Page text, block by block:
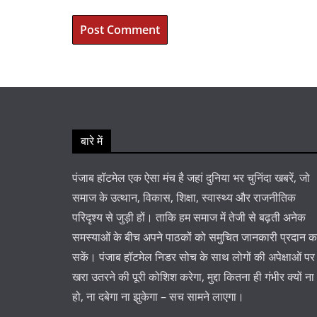
बारे में
पंजाब हॉटमेल एक ऐसा मंच है जहां दुनिया भर चुनिंदा खबरें, जो
समाज के उत्थान, विकास, शिक्षा, स्वास्थ्य और राजनीतिक
परिदृश्य से जुड़ी हों। ताकि हम समाज में तेजी से बढ़ती अनेक
समस्याओं के बीच अपने पाठकों को समुचित जानकारी प्रदान
सकें। पंजाब हॉटमेल निडर सोच के साथ लोगों की अपेक्षाओं पर
खरा उतरने की पूरी कोशिश करेगा, मुद्दा कितना ही गंभीर क्यों ना
हो, ना दबेगा ना झुकेगा – सच सामने लाएगा।